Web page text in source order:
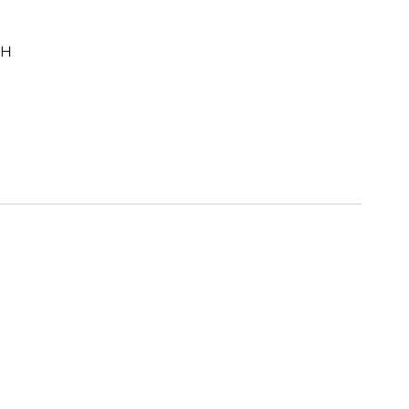
Gerät vor Überstrom, Kurzschlüssen, hohen
in die Tasche zu deinen anderen Geräten. Genieße
Workstation, nutze ihn für deine USB Type-C-
gesamte Galaxy Familie.